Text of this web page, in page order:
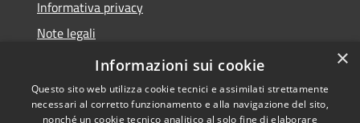
Informativa privacy
Note legali
Dichiarazione di accessibilità
×
Informazioni sui cookie
Questo sito web utilizza cookie tecnici e assimilati strettamente
necessari al corretto funzionamento e alla navigazione del sito,
nonché un cookie tecnico analitico al solo fine di elaborare